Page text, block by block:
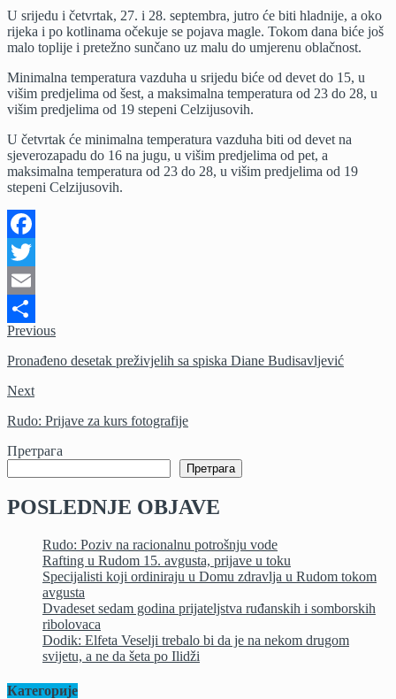
U srijedu i četvrtak, 27. i 28. septembra, jutro će biti hladnije, a oko
rijeka i po kotlinama očekuje se pojava magle. Tokom dana biće još
malo toplije i pretežno sunčano uz malu do umjerenu oblačnost.
Minimalna temperatura vazduha u srijedu biće od devet do 15, u
višim predjelima od šest, a maksimalna temperatura od 23 do 28, u
višim predjelima od 19 stepeni Celzijusovih.
U četvrtak će minimalna temperatura vazduha biti od devet na
sjeverozapadu do 16 na jugu, u višim predjelima od pet, a
maksimalna temperatura od 23 do 28, u višim predjelima od 19
stepeni Celzijusovih.
Facebook
Twitter
Email
Share
Previous
Pronađeno desetak preživjelih sa spiska Diane Budisavljević
Next
Rudo: Prijave za kurs fotografije
Претрага
Претрага
POSLEDNJE OBJAVE
Rudo: Poziv na racionalnu potrošnju vode
Rafting u Rudom 15. avgusta, prijave u toku
Specijalisti koji ordiniraju u Domu zdravlja u Rudom tokom
avgusta
Dvadeset sedam godina prijateljstva ruđanskih i somborskih
ribolovaca
Dodik: Elfeta Veselji trebalo bi da je na nekom drugom
svijetu, a ne da šeta po Ilidži
Категорије